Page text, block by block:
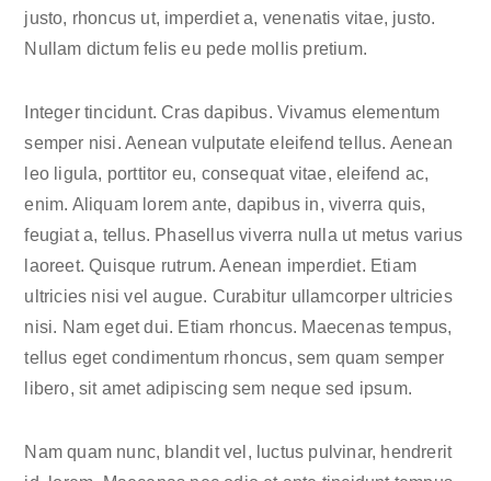
justo, rhoncus ut, imperdiet a, venenatis vitae, justo.
Nullam dictum felis eu pede mollis pretium.
Integer tincidunt. Cras dapibus. Vivamus elementum
semper nisi. Aenean vulputate eleifend tellus. Aenean
leo ligula, porttitor eu, consequat vitae, eleifend ac,
enim. Aliquam lorem ante, dapibus in, viverra quis,
feugiat a, tellus. Phasellus viverra nulla ut metus varius
laoreet. Quisque rutrum. Aenean imperdiet. Etiam
ultricies nisi vel augue. Curabitur ullamcorper ultricies
nisi. Nam eget dui. Etiam rhoncus. Maecenas tempus,
tellus eget condimentum rhoncus, sem quam semper
libero, sit amet adipiscing sem neque sed ipsum.
Nam quam nunc, blandit vel, luctus pulvinar, hendrerit